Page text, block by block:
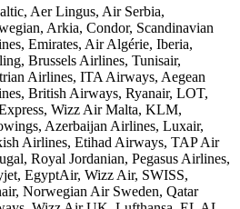
Aer Lingus, Air Serbia,
Arkia, Condor, Scandinavian
Emirates, Air Algérie, Iberia,
Brussels Airlines, Tunisair,
Airlines, ITA Airways, Aegean
British Airways, Ryanair, LOT,
Wizz Air Malta, KLM,
Azerbaijan Airlines, Luxair,
Airlines, Etihad Airways, TAP Air
Royal Jordanian, Pegasus Airlines,
EgyptAir, Wizz Air, SWISS,
Norwegian Air Sweden, Qatar